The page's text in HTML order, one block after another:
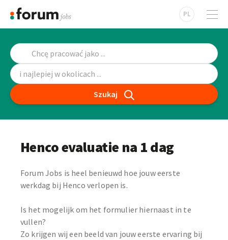
PL
Szukaj
Henco evaluatie na 1 dag
Forum Jobs is heel benieuwd hoe jouw eerste
werkdag bij Henco verlopen is.
Is het mogelijk om het formulier hiernaast in te
vullen?
Zo krijgen wij een beeld van jouw eerste ervaring bij